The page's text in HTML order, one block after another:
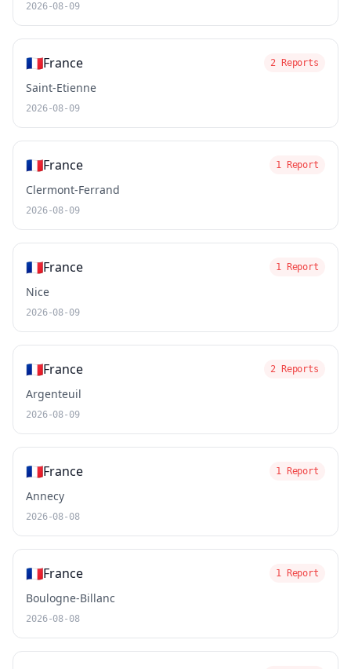
2026-08-09
🇫🇷France 2 Reports
Saint-Etienne
2026-08-09
🇫🇷France 1 Report
Clermont-Ferrand
2026-08-09
🇫🇷France 1 Report
Nice
2026-08-09
🇫🇷France 2 Reports
Argenteuil
2026-08-09
🇫🇷France 1 Report
Annecy
2026-08-08
🇫🇷France 1 Report
Boulogne-Billanc
2026-08-08